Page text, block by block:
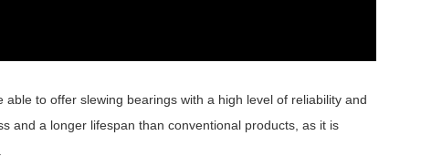
to offer slewing bearings with a high level of reliability and
and a longer lifespan than conventional products, as it is